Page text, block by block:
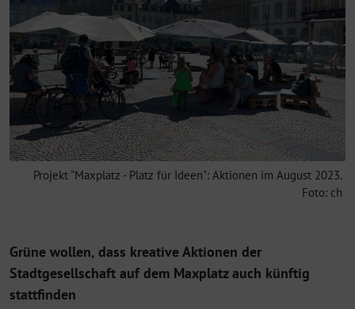
Projekt "Maxplatz - Platz für Ideen": Aktionen im August 2023.
Foto: ch
Grüne wollen, dass kreative Aktionen der
Stadtgesellschaft auf dem Maxplatz auch künftig
stattfinden